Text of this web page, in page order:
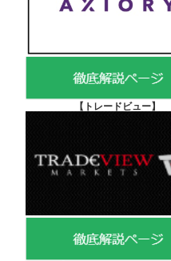
【 トレードビュー】